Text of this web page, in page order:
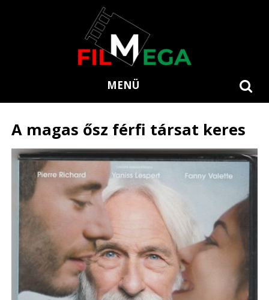
MENÜ
A magas ősz férfi társat keres